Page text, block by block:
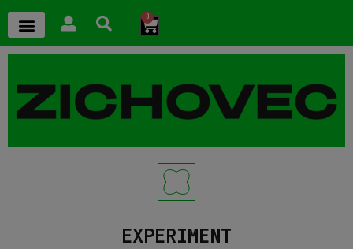
0
EXPERIMENT